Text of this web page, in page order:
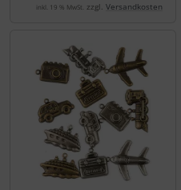
inkl. 19 % MwSt. zzgl. Versandkosten